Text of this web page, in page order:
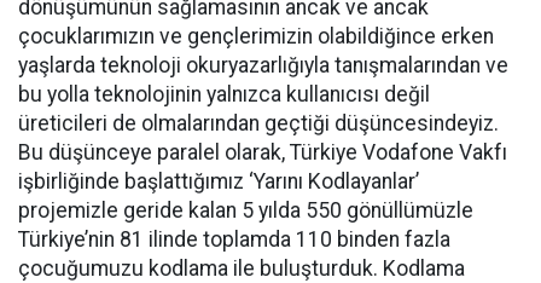
dönüşümünün sağlamasının ancak ve ancak
çocuklarımızın ve gençlerimizin olabildiğince erken
yaşlarda teknoloji okuryazarlığıyla tanışmalarından ve
bu yolla teknolojinin yalnızca kullanıcısı değil
üreticileri de olmalarından geçtiği düşüncesindeyiz.
Bu düşünceye paralel olarak, Türkiye Vodafone Vakfı
işbirliğinde başlattığımız ‘Yarını Kodlayanlar’
projemizle geride kalan 5 yılda 550 gönüllümüzle
Türkiye’nin 81 ilinde toplamda 110 binden fazla
çocuğumuzu kodlama ile buluşturduk. Kodlama